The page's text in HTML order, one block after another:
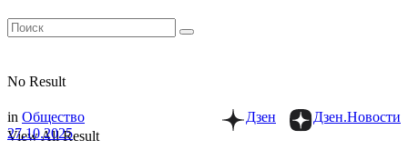
No Result
View All Result
Дзен.Новости
Дзен
in Общество
27.10.2025